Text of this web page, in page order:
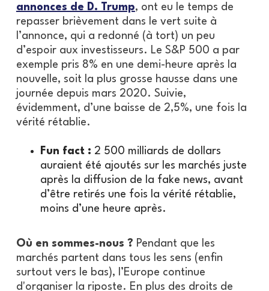
annonces de D. Trump, ont eu le temps de
repasser brièvement dans le vert suite à
l’annonce, qui a redonné (à tort) un peu
d’espoir aux investisseurs. Le S&P 500 a par
exemple pris 8% en une demi-heure après la
nouvelle, soit la plus grosse hausse dans une
journée depuis mars 2020. Suivie,
évidemment, d’une baisse de 2,5%, une fois la
vérité rétablie.
Fun fact : 2 500 milliards de dollars
auraient été ajoutés sur les marchés juste
après la diffusion de la fake news, avant
d’être retirés une fois la vérité rétablie,
moins d’une heure après.
Où en sommes-nous ? Pendant que les
marchés partent dans tous les sens (enfin
surtout vers le bas), l’Europe continue
d'organiser la riposte. En plus des droits de